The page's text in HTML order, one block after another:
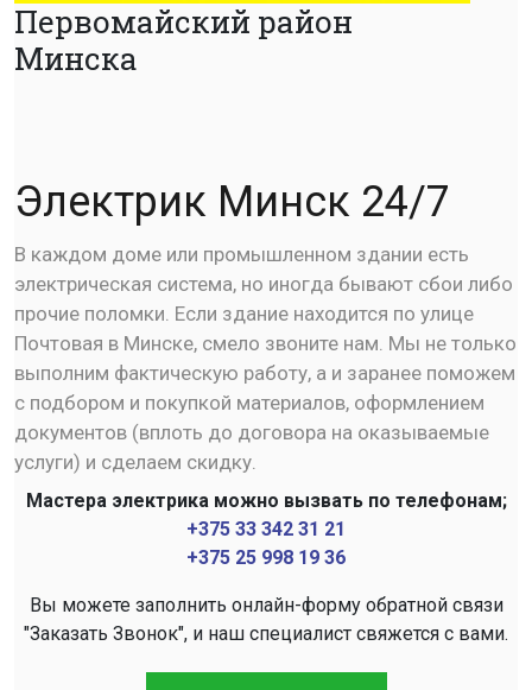
Первомайский район
Минска
Электрик Минск 24/7
В каждом доме или промышленном здании есть
электрическая система, но иногда бывают сбои либо
прочие поломки. Если здание находится по улице
Почтовая в Минске, смело звоните нам. Мы не только
выполним фактическую работу, а и заранее поможем
с подбором и покупкой материалов, оформлением
документов (вплоть до договора на оказываемые
услуги) и сделаем скидку.
Мастера электрика можно вызвать по телефонам;
+375 33 342 31 21
+375 25 998 19 36
Вы можете заполнить онлайн-форму обратной связи
"Заказать Звонок", и наш специалист свяжется с вами.